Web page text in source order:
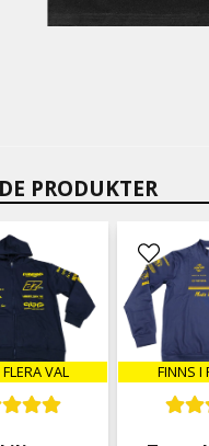
PRODUKTER
VAL FINNS I